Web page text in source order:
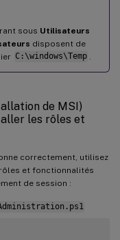
sous Utilisateurs
disposent de
C:\windows\Temp
de MSI)
les rôles et
correctement, utilisez
et fonctionnalités
de session :